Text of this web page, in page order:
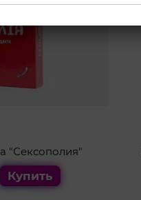
"Сексополия"
Купить